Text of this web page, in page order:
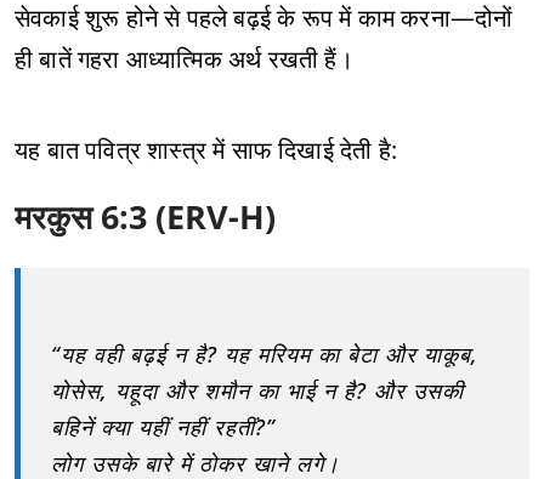
सेवकाई शुरू होने से पहले बढ़ई के रूप में काम करना—दोनों
ही बातें गहरा आध्यात्मिक अर्थ रखती हैं।
यह बात पवित्र शास्त्र में साफ दिखाई देती है:
मरकुस 6:3 (ERV-H)
“यह वही बढ़ई न है? यह मरियम का बेटा और याकूब,
योसेस, यहूदा और शमौन का भाई न है? और उसकी
बहिनें क्या यहीं नहीं रहतीं?”
लोग उसके बारे में ठोकर खाने लगे।